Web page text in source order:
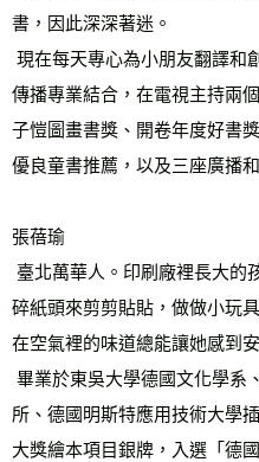
書，因此深深著迷。
傳播專業結合，在電視主持兩
子愷圖畫書獎、開卷年度好書
優良童書推薦，以及三座廣播
張蓓瑜
碎紙頭來剪剪貼貼，做做小玩
在空氣裡的味道總能讓她感到
所、德國明斯特應用技術大學
大獎繪本項目銀牌，入選「德